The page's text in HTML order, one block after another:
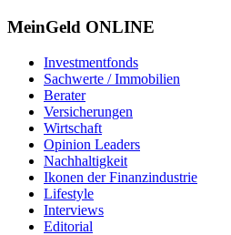
MeinGeld ONLINE
Investmentfonds
Sachwerte / Immobilien
Berater
Versicherungen
Wirtschaft
Opinion Leaders
Nachhaltigkeit
Ikonen der Finanzindustrie
Lifestyle
Interviews
Editorial